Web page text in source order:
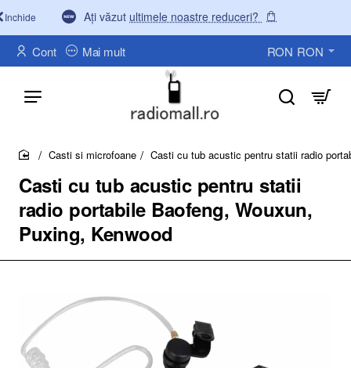
Ați văzut ultimele noastre reduceri?
Inchide
Cont Mai mult RON RON
Casti cu tub acustic pentru statii
radio portabile Baofeng, Wouxun,
Puxing, Kenwood
home
Casti si microfoane Casti cu tub acustic pentru statii radio